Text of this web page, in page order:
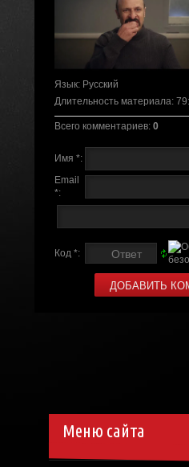
Язык: Русский
Длительность материала:
Всего комментариев: 0
Имя *:
Email
*:
Код *:
Меню сайта